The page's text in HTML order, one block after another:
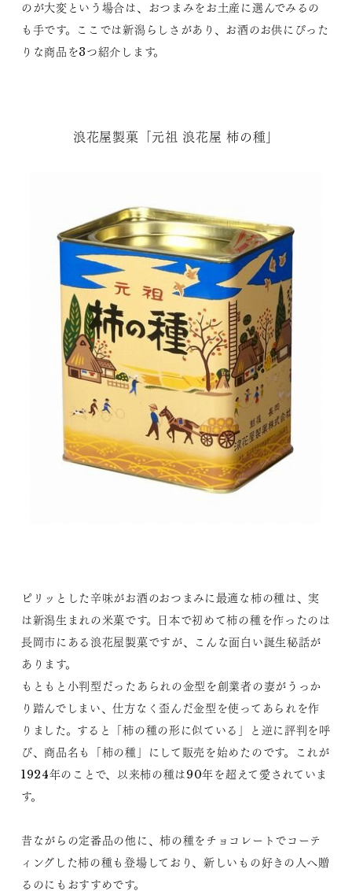
のが大変という場合は、おつまみをお土産に選んでみるの
も手です。ここでは新潟らしさがあり、お酒のお供にぴった
りな商品を3つ紹介します。
浪花屋製菓「元祖 浪花屋 柿の種」
ピリッとした辛味がお酒のおつまみに最適な柿の種は、実
は新潟生まれの米菓です。日本で初めて柿の種を作ったのは
長岡市にある浪花屋製菓ですが、こんな面白い誕生秘話が
あります。
もともと小判型だったあられの金型を創業者の妻がうっか
り踏んでしまい、仕方なく歪んだ金型を使ってあられを作
りました。すると「柿の種の形に似ている」と逆に評判を呼
び、商品名も「柿の種」にして販売を始めたのです。これが
1924年のことで、以来柿の種は90年を超えて愛されていま
す。
昔ながらの定番品の他に、柿の種をチョコレートでコーテ
ィングした柿の種も登場しており、新しいもの好きの人へ贈
るのにもおすすめです。